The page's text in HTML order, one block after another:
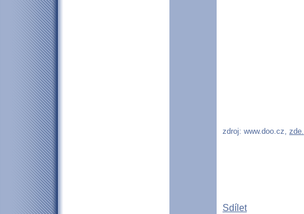
zdroj: www.doo.cz, zde.
Sdílet